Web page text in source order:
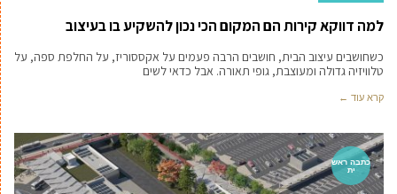
למה דווקא קירות הם המקום הכי נכון להשקיע בו בעיצוב
כשחושבים עיצוב הבית, חושבים הרבה פעמים על אקססוריז, על החלפת ספה, על
טלוויזיה גדולה ומעוצבת, גופי תאורה. אבל כדאי לשים
קרא עוד ←
כתבה ראש
ית